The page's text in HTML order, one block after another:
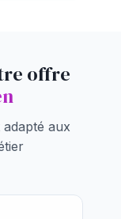
offre
aux